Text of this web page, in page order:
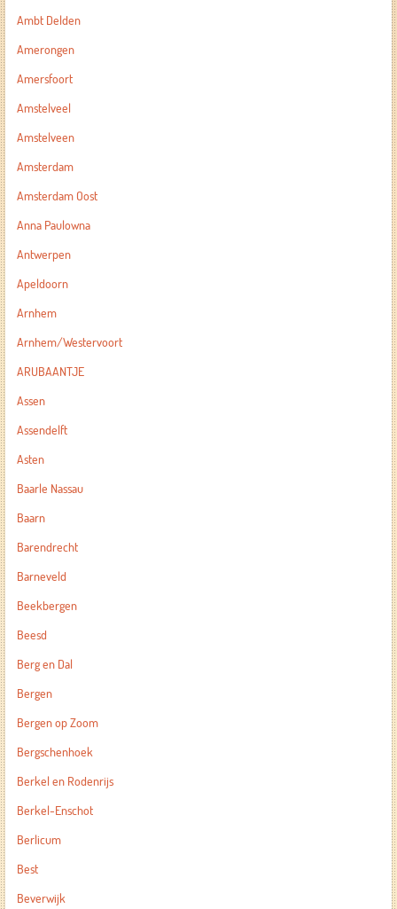
Ambt Delden
Amerongen
Amersfoort
Amstelveel
Amstelveen
Amsterdam
Amsterdam Oost
Anna Paulowna
Antwerpen
Apeldoorn
Arnhem
Arnhem/Westervoort
ARUBAANTJE
Assen
Assendelft
Asten
Baarle Nassau
Baarn
Barendrecht
Barneveld
Beekbergen
Beesd
Berg en Dal
Bergen
Bergen op Zoom
Bergschenhoek
Berkel en Rodenrijs
Berkel-Enschot
Berlicum
Best
Beverwijk